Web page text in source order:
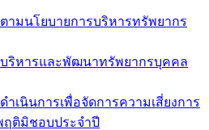
ามนโยบายการบริหารทรัพยากร
บริหารและพัฒนาทรัพยากรบุคคล
ำเนินการเพื่อจัดการความเสี่ยงการ
ติมิชอบประจำปี